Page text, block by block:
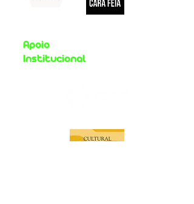
Apoio
Institucional